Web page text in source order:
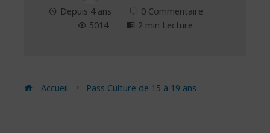
Depuis 4 ans
0 Commentaire
5014
2 min Lecture
Accueil Pass Culture de 15 à 19 ans